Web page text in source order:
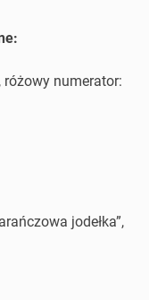
różowy numerator:
jodełka”,